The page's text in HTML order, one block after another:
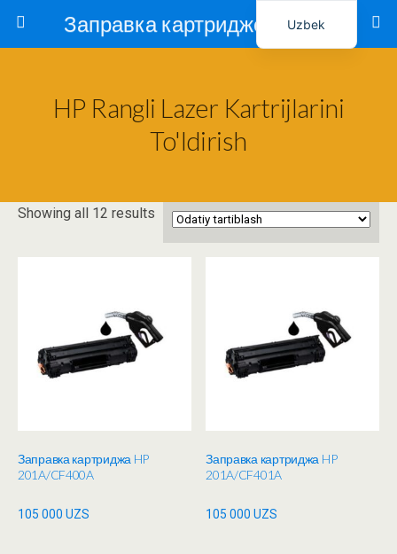
Заправка картриджей в Ташкенте – Тонер-Ресурс
HP Rangli Lazer Kartrijlarini
To'ldirish
Showing all 12 results
Заправка картриджа HP
201A/CF400A
105 000 UZS
Заправка картриджа HP
201A/CF401A
105 000UZS
Uzbek
Russian